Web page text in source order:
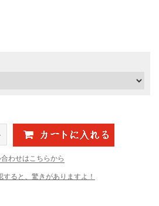
わせはこちらから
ると、驚きがありますよ！